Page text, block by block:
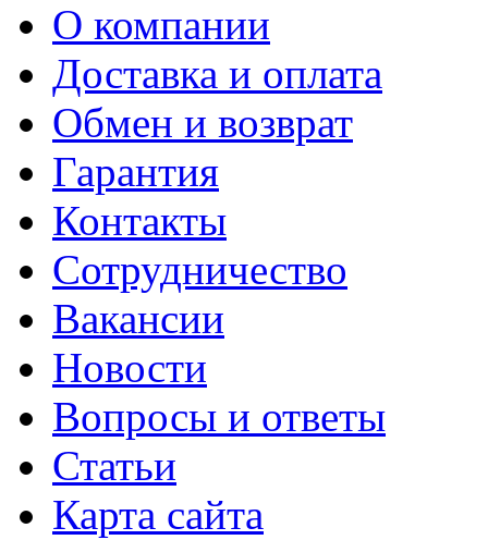
О компании
Доставка и оплата
Обмен и возврат
Гарантия
Контакты
Сотрудничество
Вакансии
Новости
Вопросы и ответы
Статьи
Карта сайта